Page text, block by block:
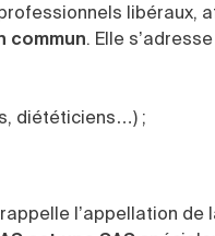
libéraux,
commun. Elle
diététiciens…) ;
l’appellation